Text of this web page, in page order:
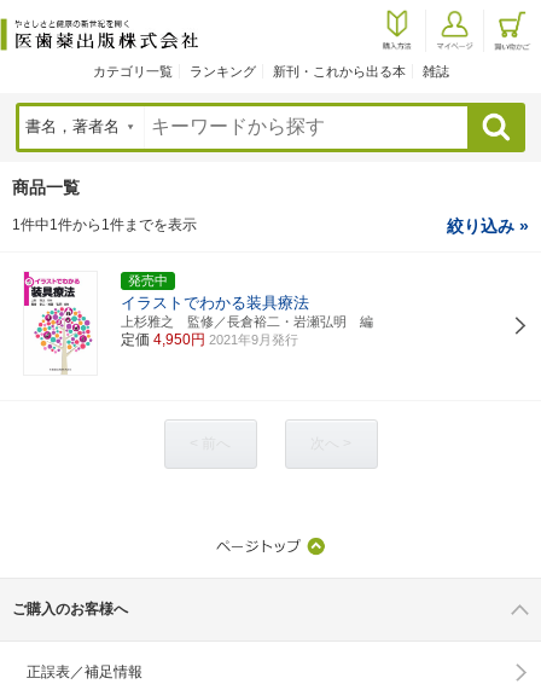
カテゴリ一覧 ランキング 新刊・これから出る本 雑誌
検索
商品一覧
1件中1件から1件までを表示 絞り込み »
発売中
イラストでわかる装具療法
上杉雅之 監修／長倉裕二・岩瀬弘明 編
定価 4,950円 2021年9月発行
ご購入のお客様へ
正誤表／補足情報